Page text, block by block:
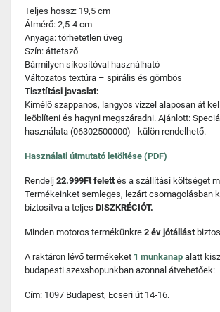
Teljes hossz: 19,5 cm
Átmérő: 2,5-4 cm
Anyaga: törhetetlen üveg
Szín: áttetsző
Bármilyen síkosítóval használható
Változatos textúra – spirális és gömbös
Tisztítási javaslat:
Kímélő szappanos, langyos vízzel alaposan át
leöblíteni és hagyni megszáradni. Ajánlott:
használata (06302500000) - külön rendelhető.
Használati útmutató letöltése (PDF)
Rendelj 22.999Ft felettés a szállítási költséget
Termékeinket semleges, lezárt csomagolásban
biztosítva a teljes DISZKRÉCIÓT.
Minden motoros termékünkre 2 év jótállást
A raktáron lévő termékeket 1 munkanap alatt
budapesti szexshopunkban azonnal átvehetőek:
Cím: 1097 Budapest, Ecseri út 14-16.